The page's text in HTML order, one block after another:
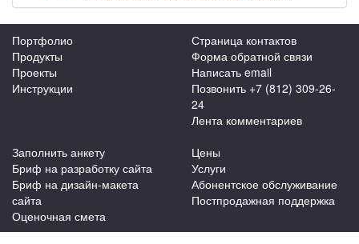
Портфолио
Продукты
Проекты
Инструкции
Страница контактов
Форма обратной связи
Написать email
Позвонить +7 (812) 309-26-
24
Лента комментариев
Заполнить анкету
Бриф на разработку сайта
Бриф на дизайн-макета
сайта
Оценочная смета
Цены
Услуги
Абонентское обслуживание
Постпродажная поддержка